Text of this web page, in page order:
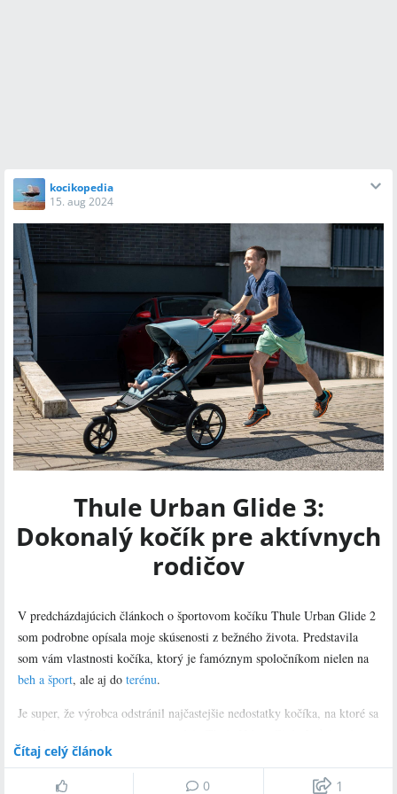
kocikopedia
15. aug 2024
Thule Urban Glide 3:
Dokonalý kočík pre aktívnych
rodičov
V predcházdajúcich článkoch o športovom kočíku Thule Urban Glide 2
som podrobne opísala moje skúsenosti z bežného života. Predstavila
som vám vlastnosti kočíka, ktorý je famóznym spoločníkom nielen na
beh a šport, ale aj do terénu.
Je super, že výrobca odstránil najčastejšie nedostatky kočíka, na ktoré sa
Vynovený nástupca
novými pri hlbokých vaničkách,
Čítaj celý článok
0 1